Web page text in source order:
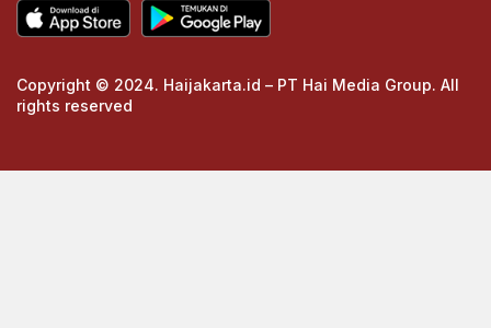
Copyright © 2024. Haijakarta.id – PT Hai Media Group. All
rights reserved